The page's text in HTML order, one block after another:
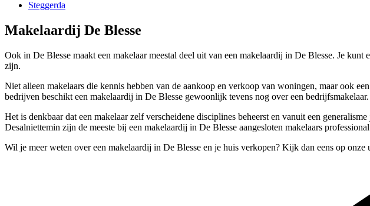
Steggerda
Makelaardij De Blesse
Ook in De Blesse maakt een makelaar meestal deel uit van een makelaardij in De Blesse. Je
zijn.
Niet alleen makelaars die kennis hebben van de aankoop en verkoop van woningen, maar ook
bedrijven beschikt een makelaardij in De Blesse gewoonlijk tevens nog over een bedrijfsmakelaar.
Het is denkbaar dat een makelaar zelf verscheidene disciplines beheerst en vanuit een
Desalniettemin zijn de meeste bij een makelaardij in De Blesse aangesloten makelaars
Wil je meer weten over een makelaardij in De Blesse en je huis verkopen? Kijk dan eens op